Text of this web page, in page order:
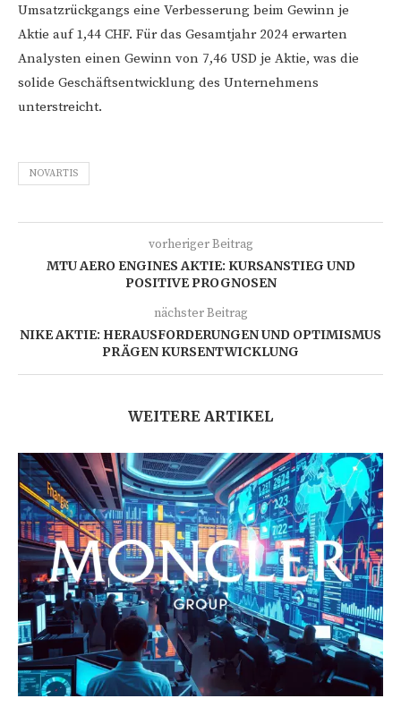
Umsatzrückgangs eine Verbesserung beim Gewinn je
Aktie auf 1,44 CHF. Für das Gesamtjahr 2024 erwarten
Analysten einen Gewinn von 7,46 USD je Aktie, was die
solide Geschäftsentwicklung des Unternehmens
unterstreicht.
NOVARTIS
vorheriger Beitrag
MTU AERO ENGINES AKTIE: KURSANSTIEG UND
POSITIVE PROGNOSEN
nächster Beitrag
NIKE AKTIE: HERAUSFORDERUNGEN UND OPTIMISMUS
PRÄGEN KURSENTWICKLUNG
WEITERE ARTIKEL